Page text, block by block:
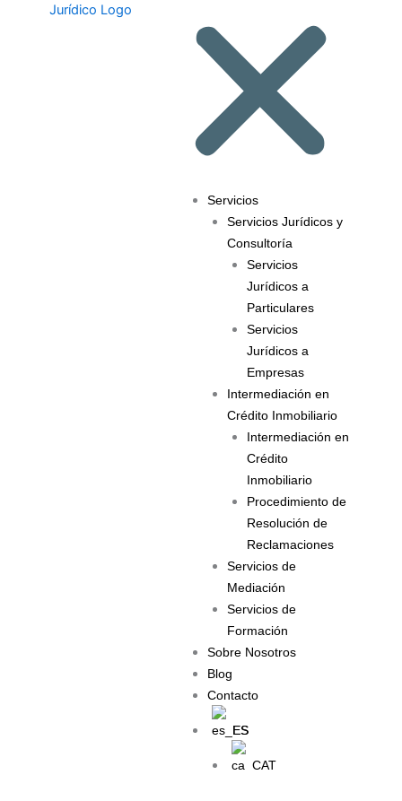
Servicios
Servicios Jurídicos y
Consultoría
Servicios
Jurídicos a
Particulares
Servicios
Jurídicos a
Empresas
Intermediación en
Crédito Inmobiliario
Intermediación en
Crédito
Inmobiliario
Procedimiento de
Resolución de
Reclamaciones
Servicios de
Mediación
Servicios de
Formación
Sobre Nosotros
Blog
Contacto
ES
CAT